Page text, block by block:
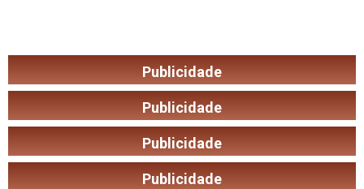
Publicidade
Publicidade
Publicidade
Publicidade